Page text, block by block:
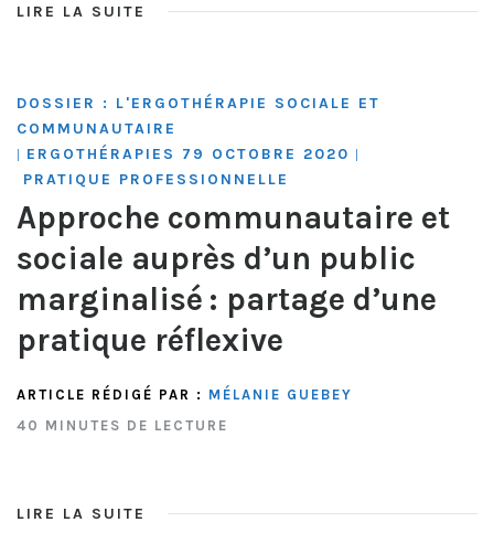
LIRE LA SUITE
DOSSIER : L'ERGOTHÉRAPIE SOCIALE ET
COMMUNAUTAIRE
| ERGOTHÉRAPIES 79 OCTOBRE 2020 |
PRATIQUE PROFESSIONNELLE
Approche communautaire et
sociale auprès d’un public
marginalisé : partage d’une
pratique réflexive
ARTICLE RÉDIGÉ PAR : MÉLANIE GUEBEY
40 MINUTES DE LECTURE
LIRE LA SUITE